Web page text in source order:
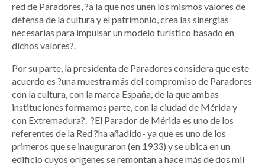
red de Paradores, ?a la que nos unen los mismos valores de
defensa de la cultura y el patrimonio, crea las sinergias
necesarias para impulsar un modelo turístico basado en
dichos valores?.
Por su parte, la presidenta de Paradores considera que este
acuerdo es ?una muestra más del compromiso de Paradores
con la cultura, con la marca España, de la que ambas
instituciones formamos parte, con la ciudad de Mérida y
con Extremadura?. ?El Parador de Mérida es uno de los
referentes de la Red ?ha añadido- ya que es uno de los
primeros que se inauguraron (en 1933) y se ubica en un
edificio cuyos orígenes se remontan a hace más de dos mil